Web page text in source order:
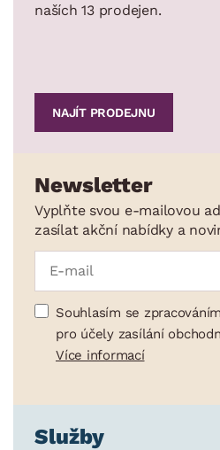
naších 13 prodejen.
NAJÍT PRODEJNU
Newsletter
Vyplňte svou e-mailovou
zasílat akční nabídky a
Souhlasím se
pro účely zasílání
Více informací
Služby